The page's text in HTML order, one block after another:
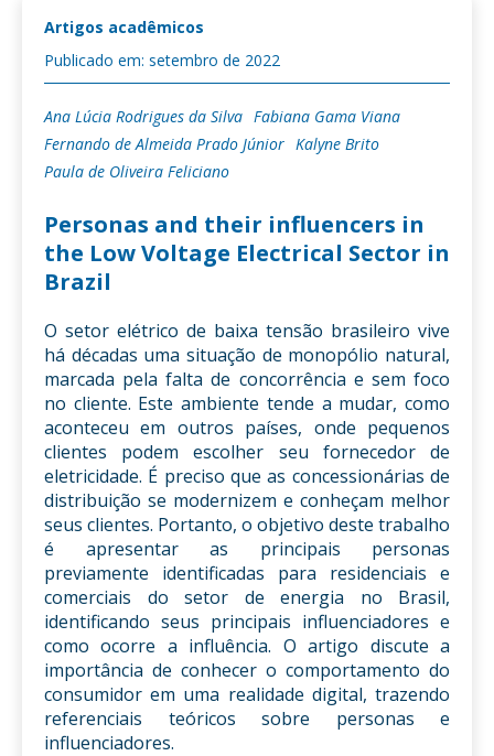
Artigos acadêmicos
Publicado em: setembro de 2022
Ana Lúcia Rodrigues da Silva Fabiana Gama Viana
Fernando de Almeida Prado Júnior Kalyne Brito
Paula de Oliveira Feliciano
Personas and their influencers in
the Low Voltage Electrical Sector in
Brazil
O setor elétrico de baixa tensão brasileiro vive
há décadas uma situação de monopólio natural,
marcada pela falta de concorrência e sem foco
no cliente. Este ambiente tende a mudar, como
aconteceu em outros países, onde pequenos
clientes podem escolher seu fornecedor de
eletricidade. É preciso que as concessionárias de
distribuição se modernizem e conheçam melhor
seus clientes. Portanto, o objetivo deste trabalho
é apresentar as principais personas
previamente identificadas para residenciais e
comerciais do setor de energia no Brasil,
identificando seus principais influenciadores e
como ocorre a influência. O artigo discute a
importância de conhecer o comportamento do
consumidor em uma realidade digital, trazendo
referenciais teóricos sobre personas e
influenciadores.